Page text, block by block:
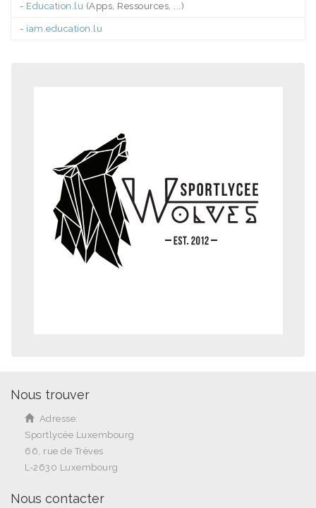
- Education.lu (Apps, Ressources, ...)
- iam.education.lu
Nous trouver
Adresse:
Sportlycée Luxembourg
66, rue de Trèves
L-2630 Luxembourg
Nous contacter